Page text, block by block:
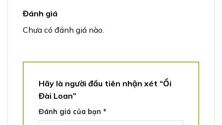
Đánh giá
Chưa có đánh giá nào.
Hãy là người đầu tiên nhận xét “Ổi
Đài Loan”
Đánh giá của bạn *